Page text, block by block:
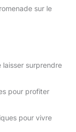
sur le
laisser surprendre
pour profiter
pour vivre